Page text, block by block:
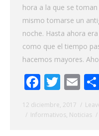
hora a la que se
mismo tomarse un
noche. Hasta ahora
como que el tiempo
hacemos mayores.
12 diciembre, 2017
Informativos, Noticias